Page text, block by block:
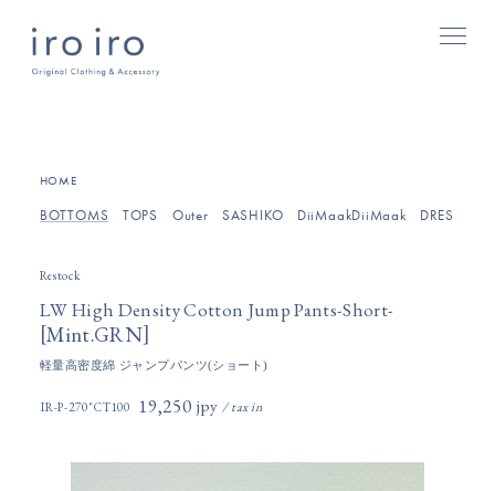
HOME
BOTTOMS TOPS Outer SASHIKO DiiMaakDiiMaak DRESSES/
Restock
LW High Density Cotton Jump Pants-Short-
[Mint.GRN]
軽量高密度綿 ジャンプパンツ(ショート)
IR-P-270"CT100 19,250円(税込)